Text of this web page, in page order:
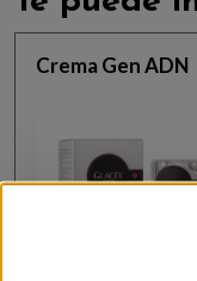
Crema Gen ADN